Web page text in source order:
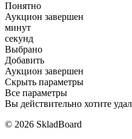
Понятно
Аукцион завершен
минут
секунд
Выбрано
Добавить
Аукцион завершен
Скрыть параметры
Все параметры
Вы действительно хотите
© 2026 SkladBoard